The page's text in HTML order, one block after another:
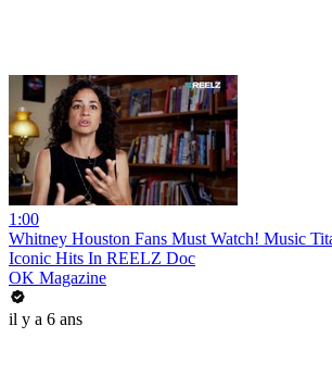
1:00
Whitney Houston Fans Must Watch! Music
Iconic Hits In REELZ Doc
OK Magazine
il y a 6 ans